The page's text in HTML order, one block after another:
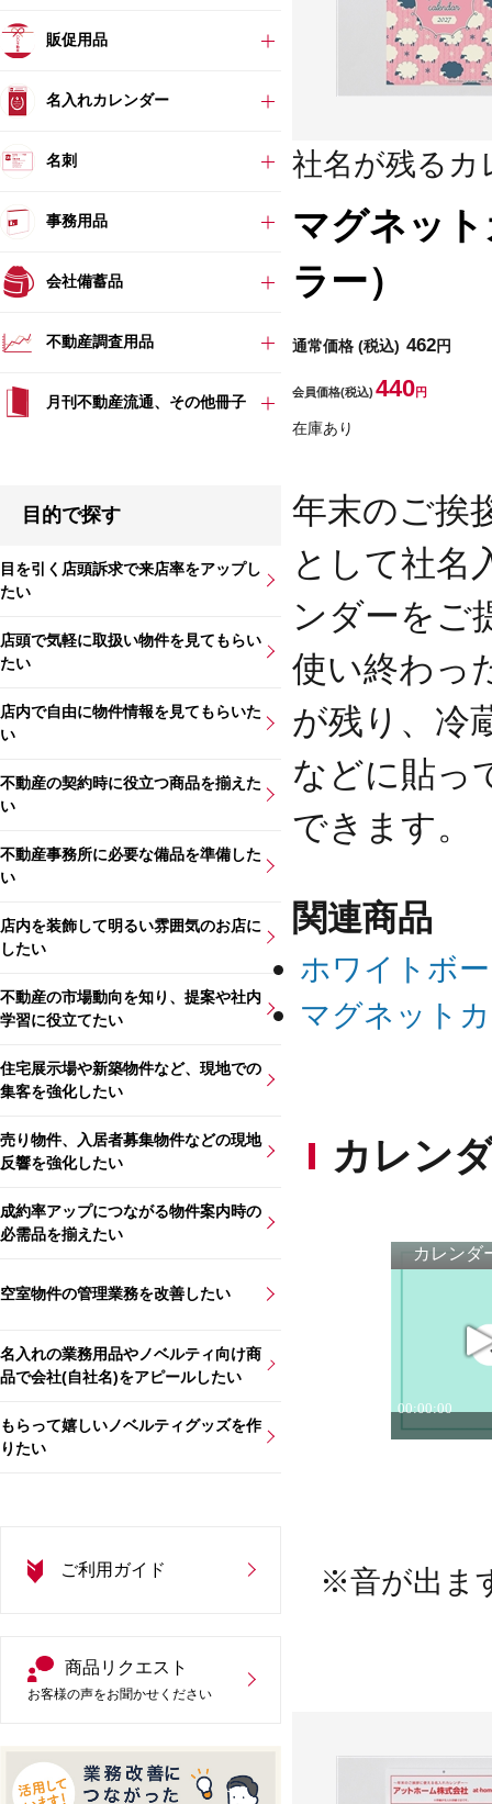
販促用品
名入れカレンダー
名刺
事務用品
会社備蓄品
不動産調査用品
月刊不動産流通、その他冊子
目的で探す
目を引く店頭訴求で来店率をアップし
たい
店頭で気軽に取扱い物件を見てもらい
たい
店内で自由に物件情報を見てもらいた
い
不動産の契約時に役立つ商品を揃えた
い
不動産事務所に必要な備品を準備した
い
店内を装飾して明るい雰囲気のお店に
したい
不動産の市場動向を知り、提案や社内
学習に役立てたい
住宅展示場や新築物件など、現地での
集客を強化したい
売り物件、入居者募集物件などの現地
反響を強化したい
成約率アップにつながる物件案内時の
必需品を揃えたい
空室物件の管理業務を改善したい
名入れの業務用品やノベルティ向け商
品で会社(自社名)をアピールしたい
もらって嬉しいノベルティグッズを作
りたい
ご利用ガイド
商品リクエスト
お客様の声をお聞かせください
社名が残るカ
マグネッ
ラー）
通常価格 (税込) 462円
会員価格(税込) 440円
在庫あり
年末のご挨
として社名
ンダーをご
使い終わっ
が残り、冷
などに貼っ
できます。
関連商品
ホワイトボ
マグネット
カレン
※音が出ま